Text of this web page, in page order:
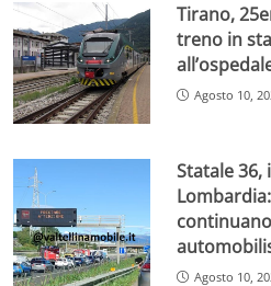
Tirano,
treno in
Agosto 10,
Statale
Agosto 10,